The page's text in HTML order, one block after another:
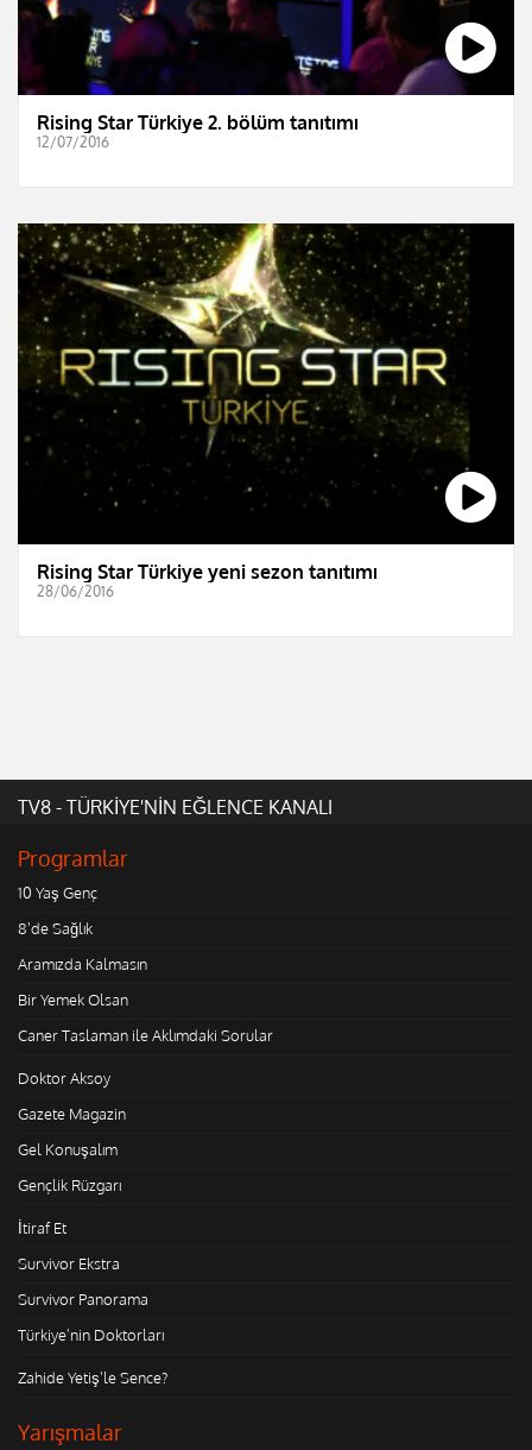
Rising Star Türkiye 2. bölüm tanıtımı
12/07/2016
Rising Star Türkiye yeni sezon tanıtımı
28/06/2016
TV8 - TÜRKİYE'NİN EĞLENCE KANALI
Programlar
10 Yaş Genç
8'de Sağlık
Aramızda Kalmasın
Bir Yemek Olsan
Caner Taslaman ile Aklımdaki Sorular
Doktor Aksoy
Gazete Magazin
Gel Konuşalım
Gençlik Rüzgarı
İtiraf Et
Survivor Ekstra
Survivor Panorama
Türkiye'nin Doktorları
Zahide Yetiş'le Sence?
Yarışmalar